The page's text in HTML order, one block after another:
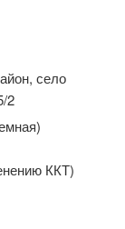
село
2
ККТ)